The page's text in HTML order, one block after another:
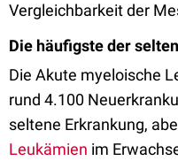
Vergleichbarkeit der
Die häufigste der
Die Akute myeloische
rund 4.100
seltene Erkrankung,
Leukämien im